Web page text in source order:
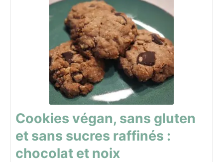
Cookies végan, sans gluten
et sans sucres raffinés :
chocolat et noix